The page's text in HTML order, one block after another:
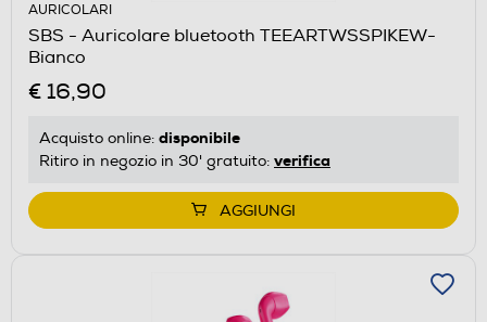
AURICOLARI
SBS - Auricolare bluetooth TEEARTWSSPIKEW-
Bianco
€ 16,90
Acquisto online: disponibile
Ritiro in negozio in 30' gratuito: verifica
AGGIUNGI